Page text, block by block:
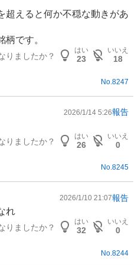
超えると何か不穏な動きがあ
柄です。
りましたか？
はい
23
いいえ
18
No. 8247
2026/1/14 5:26報告
りましたか？
はい
26
いいえ
0
No.8245
2026/1/10 21:07報告
れ
りましたか？
はい
32
いいえ
0
No. 8244